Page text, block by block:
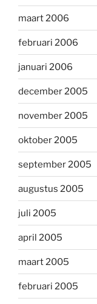
maart 2006
februari 2006
januari 2006
december 2005
november 2005
oktober 2005
september 2005
augustus 2005
juli 2005
april 2005
maart 2005
februari 2005